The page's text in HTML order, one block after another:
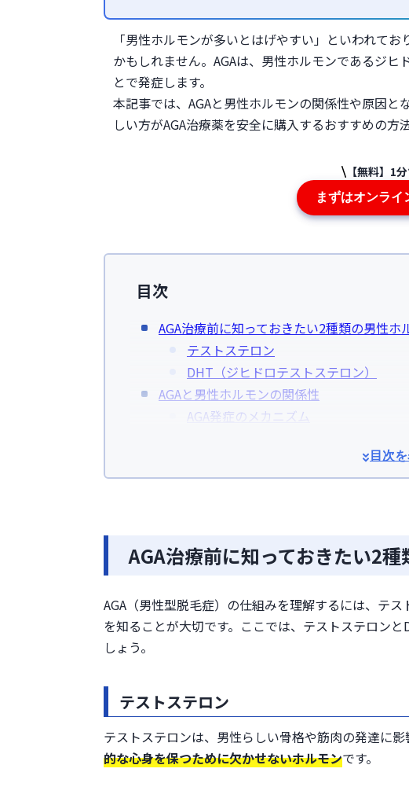
「男性ホルモンが多いとはげやすい」といわれて
かもしれません。AGAは、男性ホルモンであるジ
とで発症します。
本記事では、AGAと男性ホルモンの関係性や原因
しい方がAGA治療薬を安全に購入するおすすめの方
【無料】1
まずはオンライ
目次
目次
AGA治療前に知っておきたい2種類の男性ホ
テストステロン
DHT（ジヒドロテストステロン）
AGAと男性ホルモンの関係性
AGA発症のメカニズム
AGAの原因「ジヒドロテストステロン」の生
フィナステリドの服用
AGA・男性ホルモンに関するよくある質問
まとめ
AGA治療前に知っておきたい2
AGA（男性型脱毛症）の仕組みを理解するには、テ
を知ることが大切です。ここでは、テストステロン
しょう。
テストステロン
テストステロンは、男性らしい骨格や筋肉の発達に
的な心身を保つために欠かせないホルモンです。